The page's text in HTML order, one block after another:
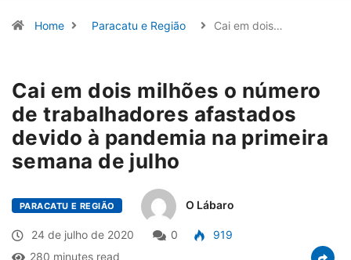
Home Paracatu e Região Cai em dois…
Cai em dois milhões o número
de trabalhadores afastados
devido à pandemia na primeira
semana de julho
PARACATU E REGIÃO O Lábaro
24 de julho de 2020 0
919
280 minutes read